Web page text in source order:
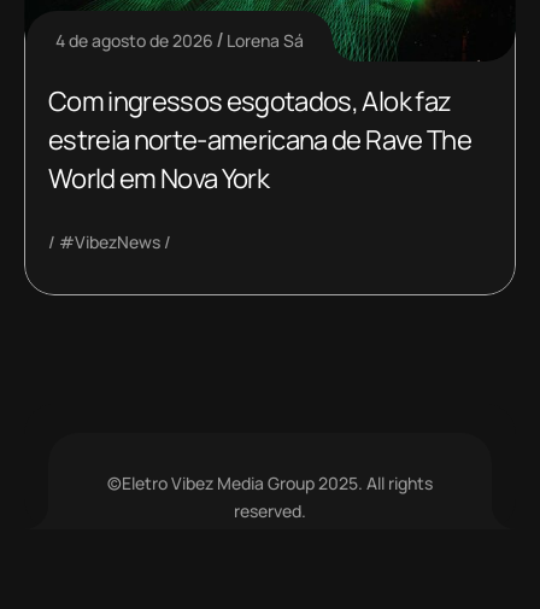
4 de agosto de 2026 Lorena Sá
Com ingressos esgotados, Alok faz
estreia norte-americana de Rave The
World em Nova York
#VibezNews
©Eletro Vibez Media Group 2025. All rights
reserved.